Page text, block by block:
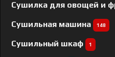
Сушилка для овощей и
Сушильная машина 148
Сушильный шкаф 1